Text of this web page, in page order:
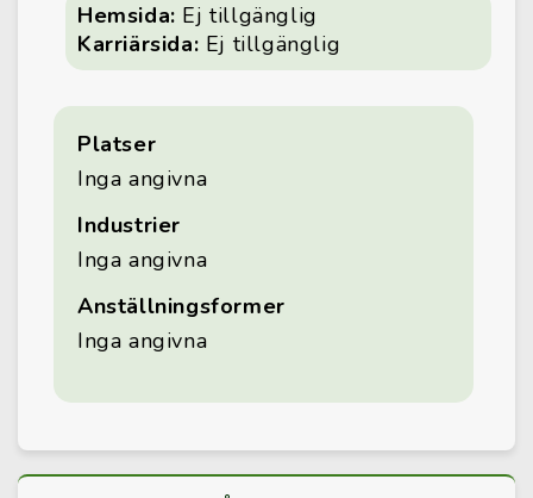
Hemsida: Ej tillgänglig
Karriärsida: Ej tillgänglig
Platser
Inga angivna
Industrier
Inga angivna
Anställningsformer
Inga angivna